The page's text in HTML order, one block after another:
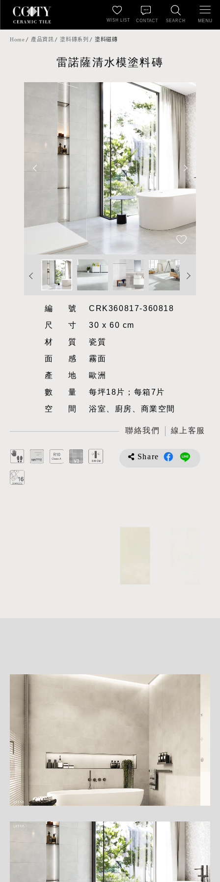
SEARCH
WISH LIST CONTACT MENU
Home 產品資訊 塗料磚系列 塗料磁磚
雷諾薩清水模塗料磚
編號CRK360817-360818
尺寸30 x 60 cm
材質瓷質
面感霧面
產地歐洲
數量每坪18片；每箱7片
空間浴室、廚房、商業空間
聯絡我們 線上客服
Share